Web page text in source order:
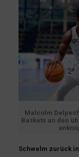
Malcolm
Baskets an den
Schwelm zurück